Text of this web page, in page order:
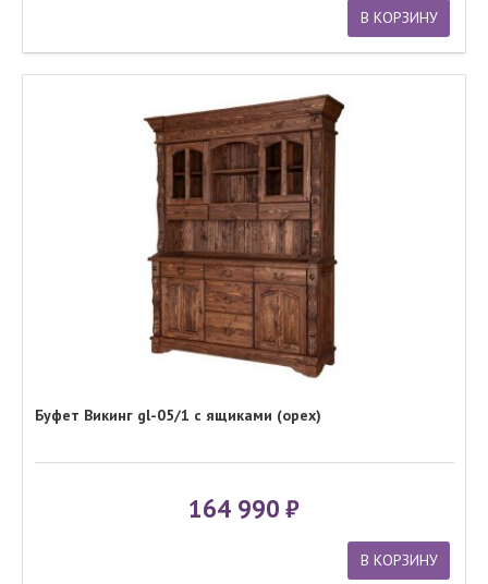
В КОРЗИНУ
Буфет Викинг gl-05/1 с ящиками (орех)
164 990
В КОРЗИНУ